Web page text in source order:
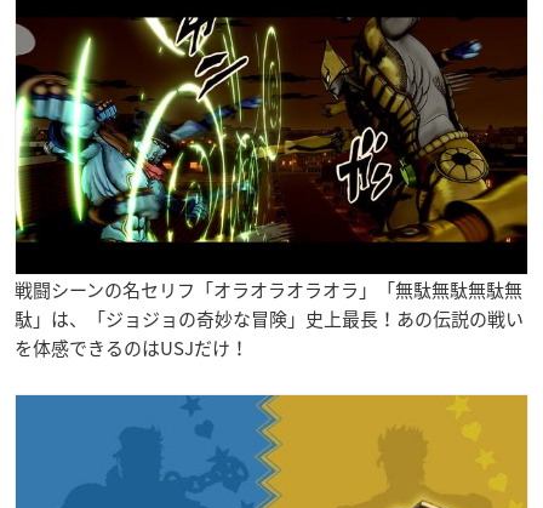
戦闘シーンの名セリフ「オラオラオラオラ」「無駄無駄無駄無
駄」は、「ジョジョの奇妙な冒険」史上最長！あの伝説の戦い
を体感できるのはUSJだけ！